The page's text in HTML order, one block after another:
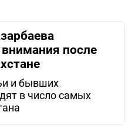
после
и бывших
в число самых